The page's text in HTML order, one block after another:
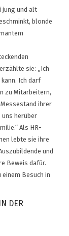
jung und alt
blonde
sie: „Ich
Ich darf
zu Mitarbeitern,
Messestand ihrer
uns herüber
Als HR-
lebte sie ihre
und
Beweis dafür.
einem Besuch in
DER